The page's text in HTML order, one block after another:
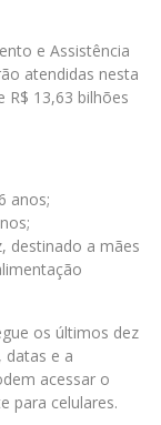
e Assistência
atendidas nesta
R$ 13,63 bilhões
anos;
destinado a mães
os últimos dez
datas e a
acessar o
para celulares.